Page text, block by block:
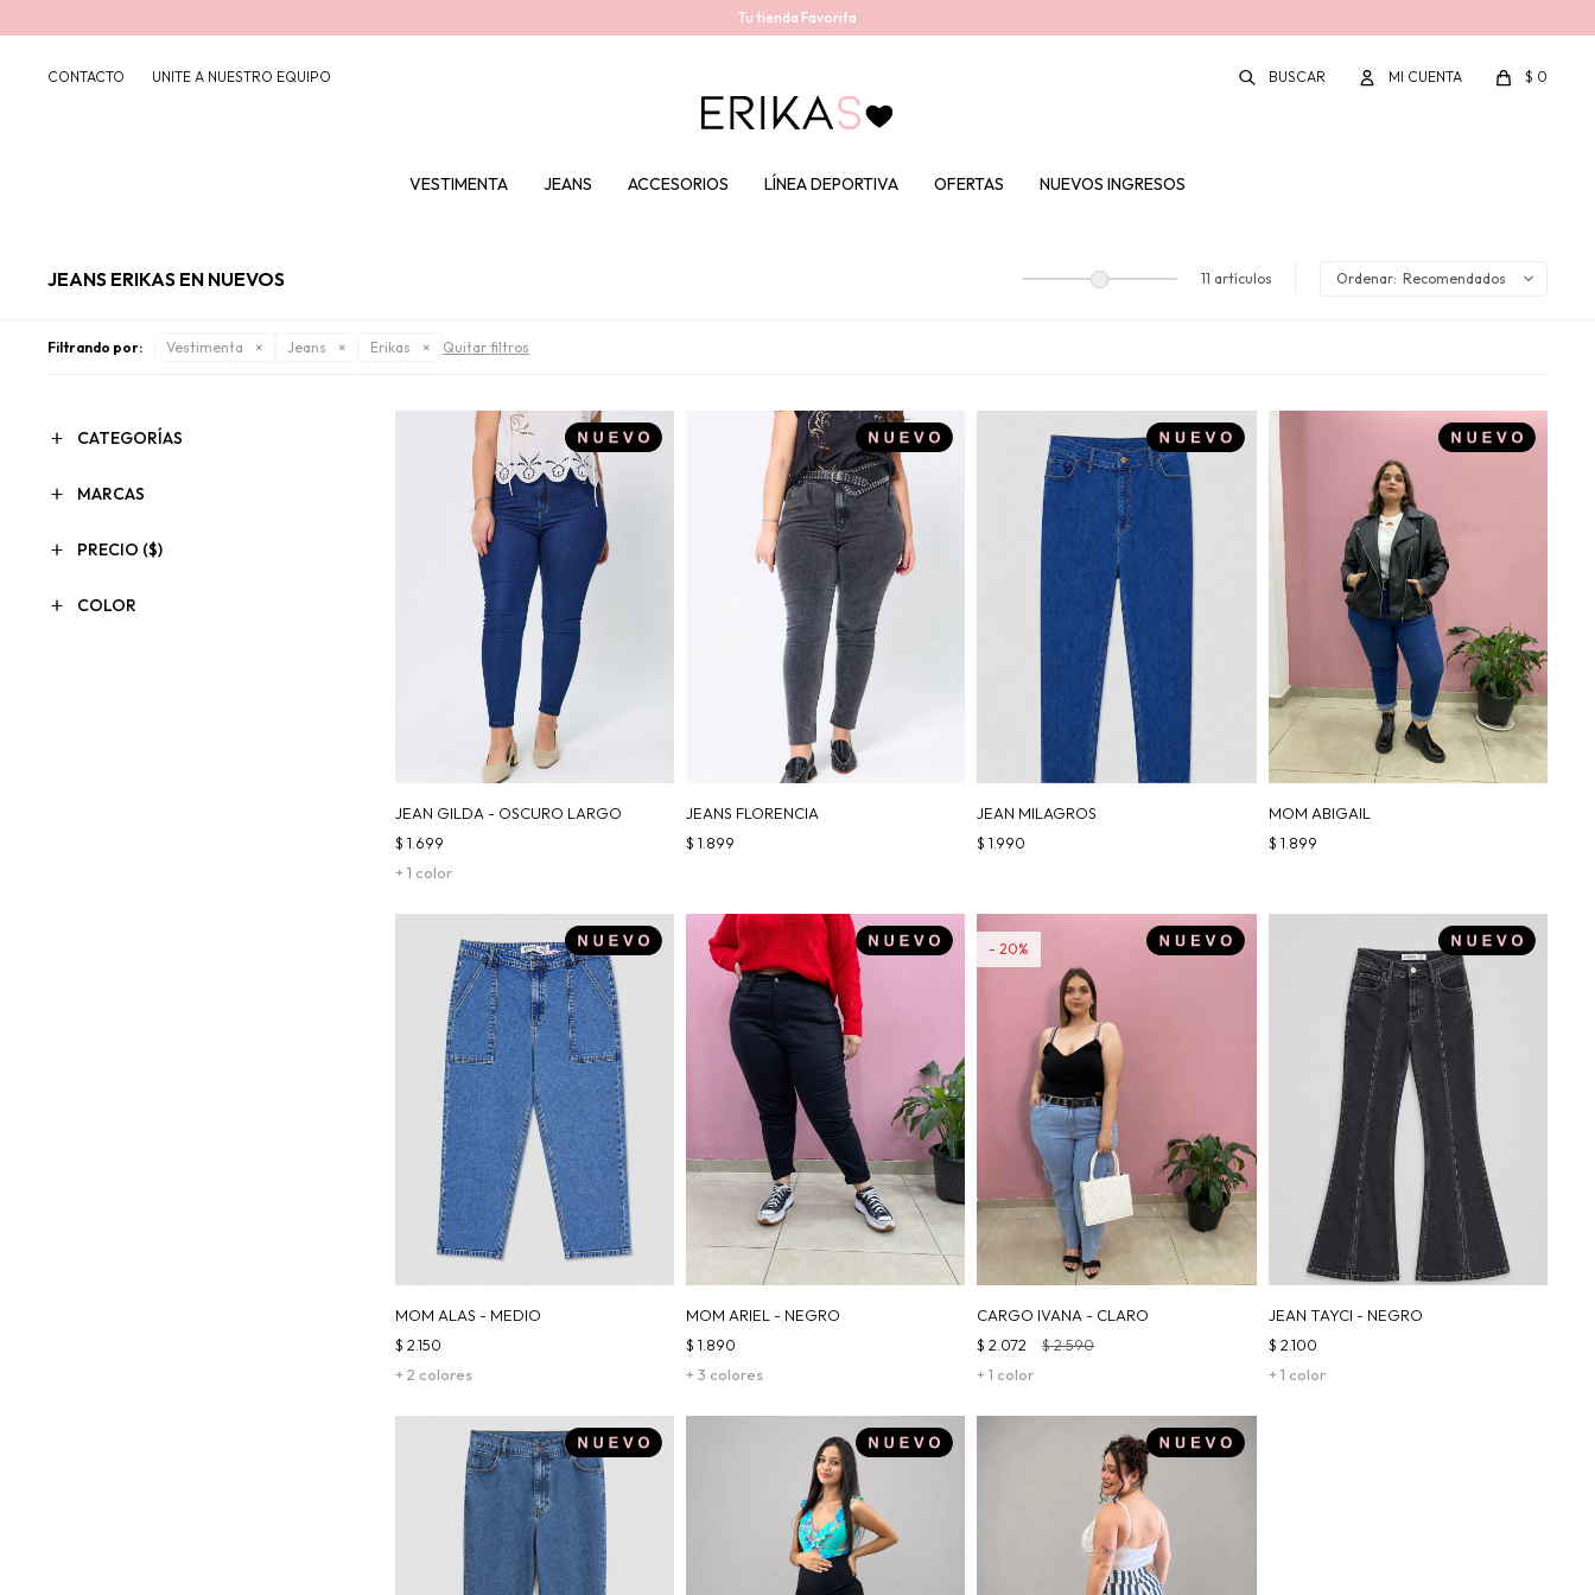
Tu tienda Favorita
VESTIMENTA JEANS ACCESORIOS LÍNEA DEPORTIVA OFERTAS NUEVOS INGRESOS
$ 0
CONTACTO UNITE A NUESTRO EQUIPO
JEANS ERIKAS EN NUEVOS 11 artículos Recomendados
Filtrando por: Vestimenta Jeans Erikas Quitar filtros
JEAN GILDA - OSCURO LARGO
+ 1 color
$ 1.699
JEANS FLORENCIA
$ 1.899
JEAN MILAGROS
$ 1.990
MOM ABIGAIL
$ 1.899
MOM ALAS - MEDIO
+ 2 colores
$ 2.150
MOM ARIEL - NEGRO
+ 3 colores
$ 1.890
CARGO IVANA - CLARO
+ 1 color
$ 2.072 $2.590
20
JEAN TAYCI - NEGRO
+ 1 color
$ 2.100
CATEGORÍAS
MARCAS
PRECIO ($)
COLOR